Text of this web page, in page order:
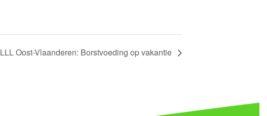
LLL Oost-Vlaanderen: Borstvoeding op vakantie